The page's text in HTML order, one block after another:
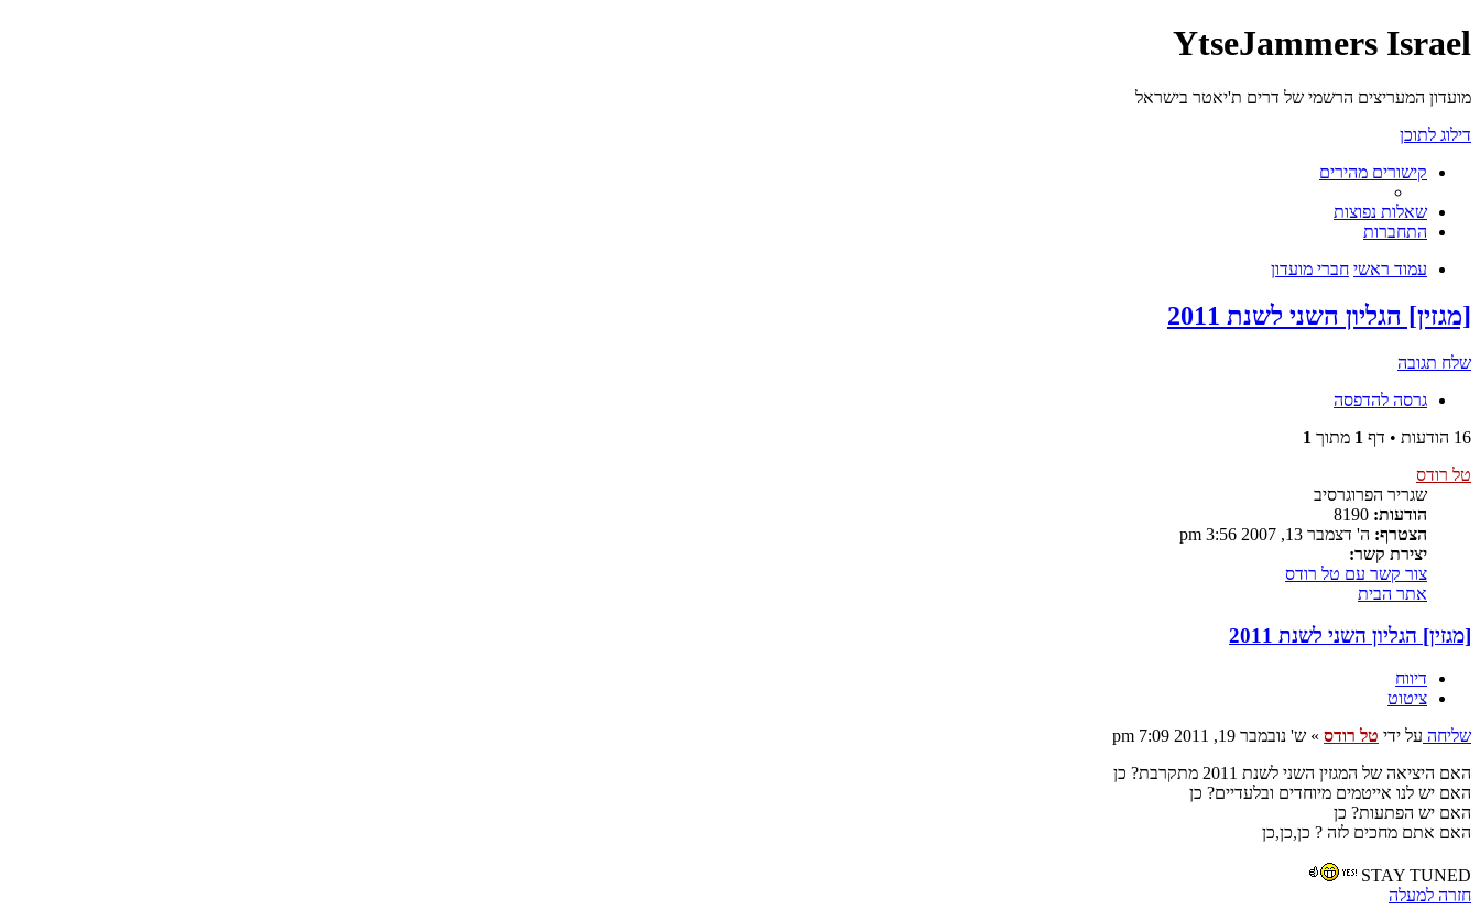
YtseJammers Israel
מועדון המעריצים הרשמי של דרים ת'יאטר בישראל
דילוג לתוכן
קישורים מהירים
שאלות נפוצות
התחברות
עמוד ראשי חברי מועדון
[מגזין] הגליון השני לשנת 2011
שלח תגובה
גרסה להדפסה
16 הודעות • דף
1 מתוך 1
טל רודס
שגריר הפרוגרסיב
הודעות:
הצטרף: ה' דצמבר 13, 2007 3:56 pm
יצירת קשר:
צור קשר עם טל רודס
אתר הבית
[מגזין] הגליון השני לשנת 2011
דיווח
ציטוט
שליחה על ידי טל רודס » ש' נובמבר 19, 2011 7:09 pm
האם היציאה של המגזין השני לשנת 2011 מתקרבת? כן
האם יש לנו אייטמים מיוחדים ובלעדיים? כן
האם יש הפתעות? כן
האם אתם מחכים לזה ? כן,כן,כן
STAY TUNED
חזרה למעלה